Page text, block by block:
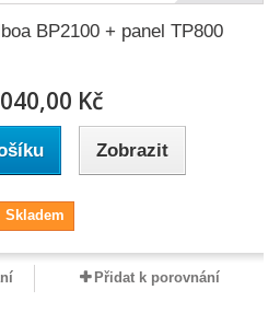
BP2100 + panel TP800
Kč
Zobrazit
Skladem
Přidat k porovnání